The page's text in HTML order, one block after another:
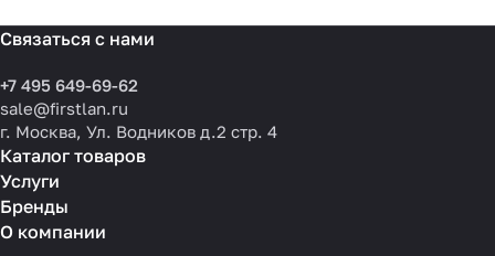
Связаться с нами
+7 495 649-69-62
sale@firstlan.ru
г. Москва, Ул. Водников д.2 стр. 4
Каталог товаров
Услуги
Бренды
О компании